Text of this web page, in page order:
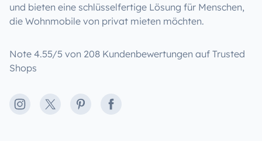
und bieten eine schlüsselfertige Lösung für Menschen,
die Wohnmobile von privat mieten möchten.
Note 4.55/5 von 208 Kundenbewertungen auf Trusted
Shops
Instagram
X PinterestFacebook